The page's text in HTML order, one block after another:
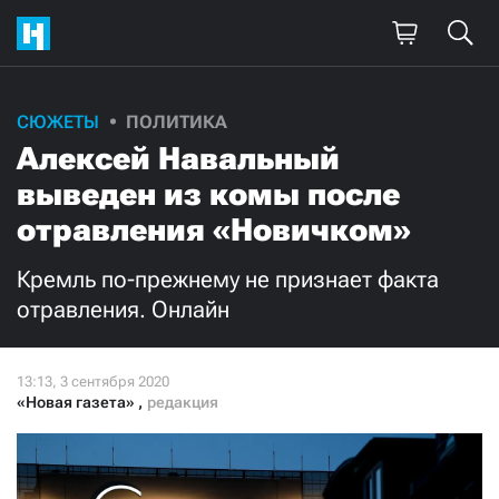
СЮЖЕТЫ ПОЛИТИКА
Алексей Навальный
выведен из комы после
отравления «Новичком»
Кремль по-прежнему не признает факта
отравления. Онлайн
«Новая газета» , редакция
Поддержите
нашу работу!
Ежемесячно Разово
3000 1000
Нажимая кнопку «Стать соучастником»,
я принимаю условия и подтверждаю свое гражданство РФ